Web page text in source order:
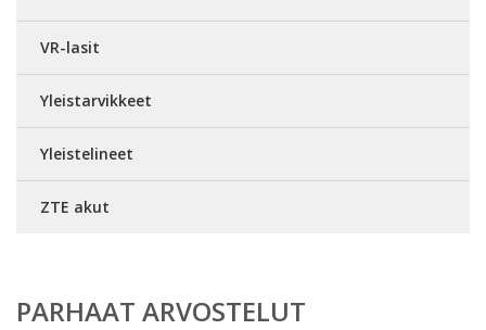
VR-lasit
Yleistarvikkeet
Yleistelineet
ZTE akut
PARHAAT ARVOSTELUT